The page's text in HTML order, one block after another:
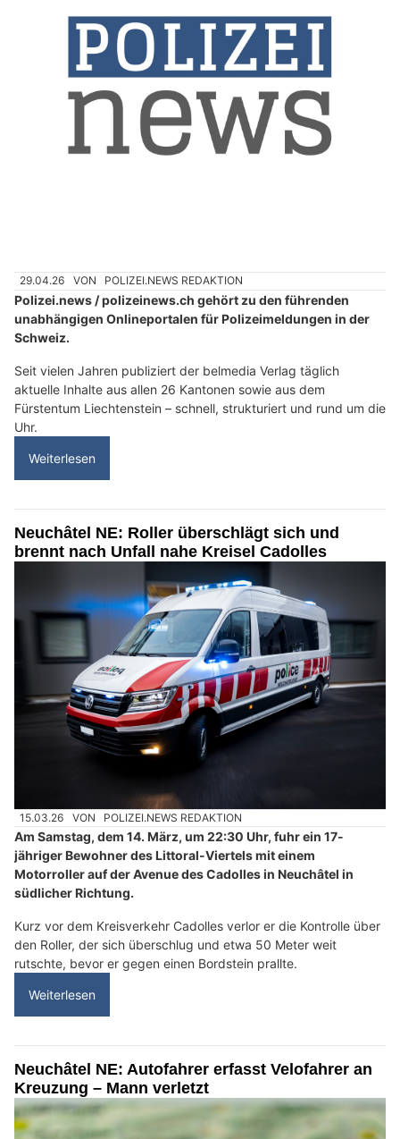
29.04.26 VON POLIZEI.NEWS REDAKTION
Polizei.news / polizeinews.ch gehört zu den führenden
unabhängigen Onlineportalen für Polizeimeldungen in der
Schweiz.
Seit vielen Jahren publiziert der belmedia Verlag täglich
aktuelle Inhalte aus allen 26 Kantonen sowie aus dem
Fürstentum Liechtenstein – schnell, strukturiert und rund um die
Uhr.
Weiterlesen
Neuchâtel NE: Roller überschlägt sich und
brennt nach Unfall nahe Kreisel Cadolles
15.03.26 VON POLIZEI.NEWS REDAKTION
Am Samstag, dem 14. März, um 22:30 Uhr, fuhr ein 17-
jähriger Bewohner des Littoral-Viertels mit einem
Motorroller auf der Avenue des Cadolles in Neuchâtel in
südlicher Richtung.
Kurz vor dem Kreisverkehr Cadolles verlor er die Kontrolle über
den Roller, der sich überschlug und etwa 50 Meter weit
rutschte, bevor er gegen einen Bordstein prallte.
Weiterlesen
Neuchâtel NE: Autofahrer erfasst Velofahrer an
Kreuzung – Mann verletzt